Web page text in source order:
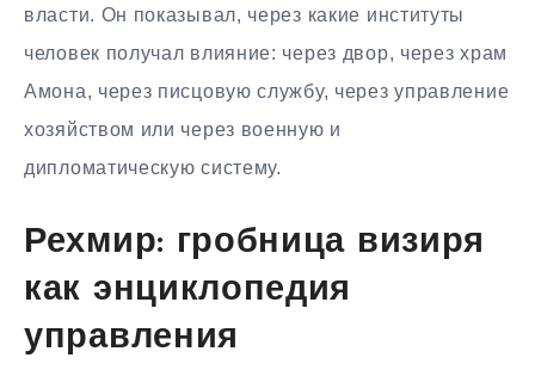
власти. Он показывал, через какие институты
человек получал влияние: через двор, через храм
Амона, через писцовую службу, через управление
хозяйством или через военную и
дипломатическую систему.
Рехмир: гробница визиря
как энциклопедия
управления